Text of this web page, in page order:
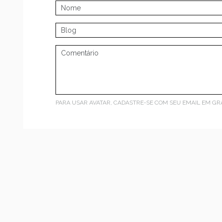
PARA USAR AVATAR, CADASTRE-SE COM SEU EMAIL EM